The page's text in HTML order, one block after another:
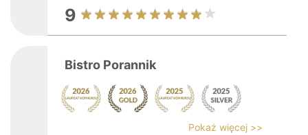
9
Bistro Porannik
Pokaż więcej >>